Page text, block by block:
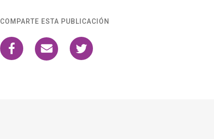
COMPARTE ESTA PUBLICACIÓN